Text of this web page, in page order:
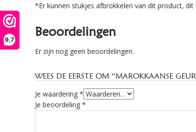
9,7
*Er kunnen stukjes afbrokkelen van dit product,
Beoordelingen
Er zijn nog geen beoordelingen.
WEES DE EERSTE OM “MAROKKAANSE
Je waardering *
Je beoordeling *